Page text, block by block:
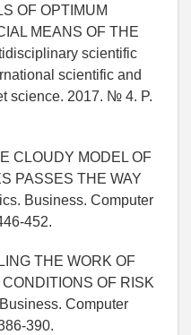
OF OPTIMUM
MEANS OF THE
scientific
scientific and
science. 2017. № 4. P.
CLOUDY MODEL OF
PASSES THE WAY
Business. Computer
452.
THE WORK OF
OF RISK
Computer
390.